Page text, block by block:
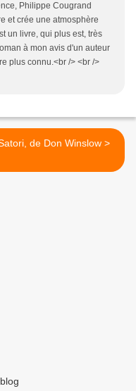
Philippe Cougrand
et crée une atmosphère
un livre, qui plus est, très
à mon avis d'un auteur
plus connu.<br /> <br />
Satori, de Don Winslow >